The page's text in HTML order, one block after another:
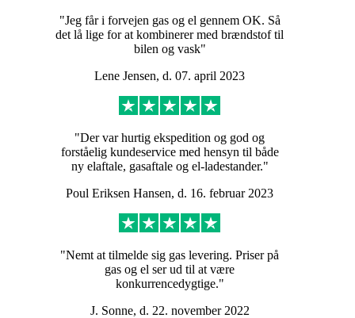
"Jeg får i forvejen gas og el gennem OK. Så
det lå lige for at kombinerer med brændstof til
bilen og vask"
Lene Jensen, d. 07. april 2023
"Der var hurtig ekspedition og god og
forståelig kundeservice med hensyn til både
ny elaftale, gasaftale og el-ladestander."
Poul Eriksen Hansen, d. 16. februar 2023
"Nemt at tilmelde sig gas levering. Priser på
gas og el ser ud til at være
konkurrencedygtige."
J. Sonne, d. 22. november 2022